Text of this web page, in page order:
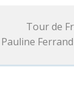
Tour de
Pauline